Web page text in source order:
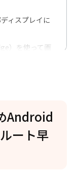
ィスプレイに
）を使って画
スマ
る
する
り出す
Android
ート早